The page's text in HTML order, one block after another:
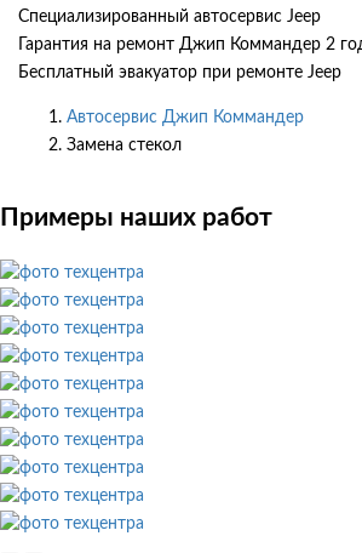
Специализированный автосервис Jeep
Гарантия на ремонт Джип Коммандер 2
Бесплатный эвакуатор при ремонте Jeep
Автосервис Джип Коммандер
Замена стекол
Примеры наших работ